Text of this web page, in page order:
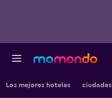
Los mejores hoteles ciudades